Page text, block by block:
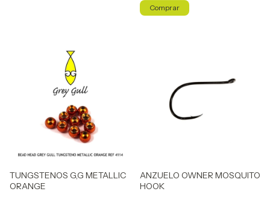
Comprar
TUNGSTENOS G,G METALLIC
ORANGE
ANZUELO OWNER MOSQUITO
HOOK